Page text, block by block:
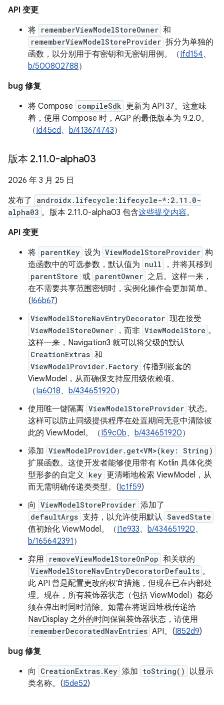
API 变更
将 rememberViewModelStoreOwner 和
rememberViewModelStoreProvider 拆分为单独的
函数，以分别用于有密钥和无密钥用例。（Ifd154、
b/500802788）
bug 修复
将 Compose compileSdk 更新为 API 37。这意味
着，使用 Compose 时，AGP 的最低版本为 9.2.0。
（Id45cd、 b/413674743）
版本 2.11.0-alpha03
2026 年 3 月 25 日
发布了
androidx.lifecycle:lifecycle-*:2.11.0-
alpha03 。版本 2.11.0-alpha03 包含这些提交内容。
API 变更
将 parentKey 设为 ViewModelStoreProvider 构
造函数中的可选参数，默认值为 null ，并将其移到
parentStore 或 parentOwner 之后。这样一来，
在不需要共享范围密钥时，实例化操作会更加简单。
(I66b67)
ViewModelStoreNavEntryDecorator 现在接受
ViewModelStoreOwner ，而非 ViewModelStore 。
这样一来，Navigation3 就可以将父级的默认
CreationExtras 和
ViewModelProvider.Factory 传播到嵌套的
ViewModel，从而确保支持应用级依赖项。
（Ia6018、 b/434651920）
使用唯一键隔离 ViewModelStoreProvider 状态。
这样可以防止同级提供程序在处置期间无意中清除彼
此的 ViewModel。（I59c0b、 b/434651920）
添加 ViewModelProvider.get<VM>(key: String)
扩展函数。这使开发者能够使用带有 Kotlin 具体化类
型形参的自定义 key 更清晰地检索 ViewModel，从
而无需明确传递类类型。(Ic1f59)
向 ViewModelStoreProvider 添加了
defaultArgs 支持，以允许使用默认 SavedState
值初始化 ViewModel。（I1e933、 b/434651920、
b/165642391 ）
弃用
removeViewModelStoreOnPop 和关联的
ViewModelStoreNavEntryDecoratorDefaults 。
此 API 曾是配置更改的权宜措施，但现在已在内部处
理。现在，所有装饰器状态（包括 ViewModel）都必
须在弹出时同时清除。如需在将返回堆栈传递给
NavDisplay 之外的时间保留装饰器状态，请使用
rememberDecoratedNavEntries API。(I852d9)
bug 修复
向
CreationExtras.Key 添加 toString()
以显示
类名称。(I5de52)